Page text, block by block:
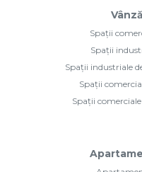
Spații
Spații
Spații industriale
Spații
Spații